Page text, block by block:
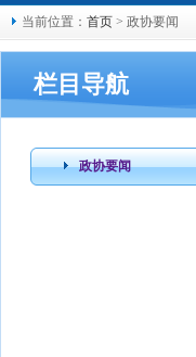
当前位置： 首页 > 政协要闻
栏目导航
政协要闻